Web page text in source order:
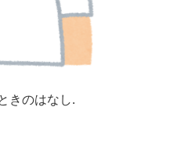
きのはなし.